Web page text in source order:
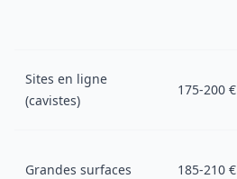
Sites en ligne
(cavistes)
175-200 €
Grandes surfaces 185-210 €